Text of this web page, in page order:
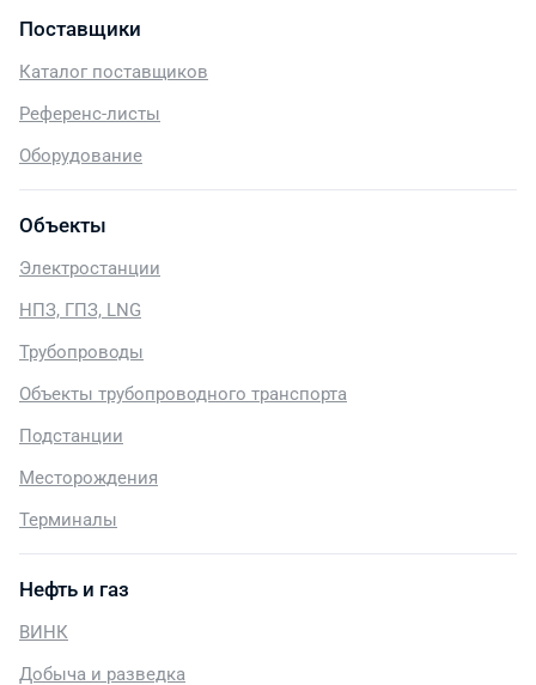
Поставщики
Каталог поставщиков
Референс-листы
Оборудование
Объекты
Электростанции
НПЗ, ГПЗ, LNG
Трубопроводы
Объекты трубопроводного транспорта
Подстанции
Месторождения
Терминалы
Нефть и газ
ВИНК
Добыча и разведка